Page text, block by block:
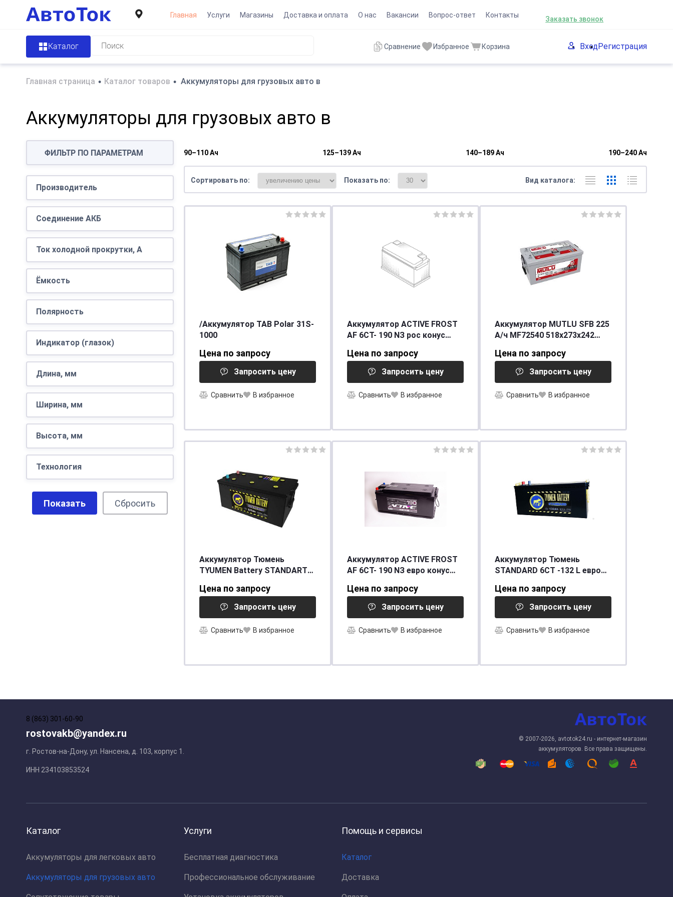
Главная Услуги Магазины Доставка и оплата О нас Вакансии Вопрос-ответ Контакты
Заказать звонок
Каталог Сравнение Избранное Корзина ВходРегистрация
Главная страница • Каталог товаров • Аккумуляторы для грузовых авто в
Аккумуляторы для грузовых авто в
ФИЛЬТР ПО ПАРАМЕТРАМ
Производитель
MUTLU(1)
TAB(1)
Tyumen Battery(1)
Соединение АКБ
клемма стандартная(1)
клемма тонкая(1)
Ток холодной прокрутки, A
1250(1)
1400
1450(1)
1000(2)
Ёмкость
Полярность
Обратная(2)
Евро(1)
Прямая(2)
Индикатор (глазок)
Нет(2)
Есть(1)
Длина, мм
Ширина, мм
Высота, мм
Технология
Са/Са(3)
Показать Сбросить
90–110 Ач 125–139 Ач 140–189 Ач 190–240 Ач
Сортировать по: Показать по: Вид каталога:
/Аккумулятор TAB Polar 31S-
1000
Цена по запросу
Запросить цену
Сравнить В избранное
Аккумулятор ACTIVE FROST
AF 6СТ- 190 NЗ рос конус
Цена по запросу
Запросить цену
Сравнить В избранное
Аккумулятор MUTLU SFB 225
А/ч MF72540 518x273x242
Цена по запросу
Запросить цену
Сравнить В избранное
Аккумулятор Тюмень
TYUMEN Battery STANDART
[д518ш278в242/1450]
Цена по запросу
Запросить цену
Сравнить В избранное
Аккумулятор ACTIVE FROST
AF 6СТ- 190 NЗ евро конус
Цена по запросу
Запросить цену
Сравнить В избранное
Аккумулятор Тюмень
STANDARD 6СТ -132 L евро
Цена по запросу
Запросить цену
Сравнить В избранное
8 (863) 301-60-90
rostovakb@yandex.ru
г. Ростов-на-Дону, ул. Нансена, д. 103, корпус 1.
ИНН 234103853524
© 2007-2026, avtotok24.ru - интернет-магазин
аккумуляторов. Все права защищены.
Каталог
Аккумуляторы для легковых авто
Аккумуляторы для грузовых авто
Услуги
Бесплатная диагностика
Профессиональное обслуживание
Помощь и сервисы
Каталог
Доставка